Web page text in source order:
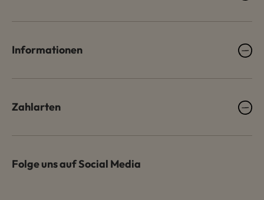
Informationen
Zahlarten
Folge uns auf Social Media